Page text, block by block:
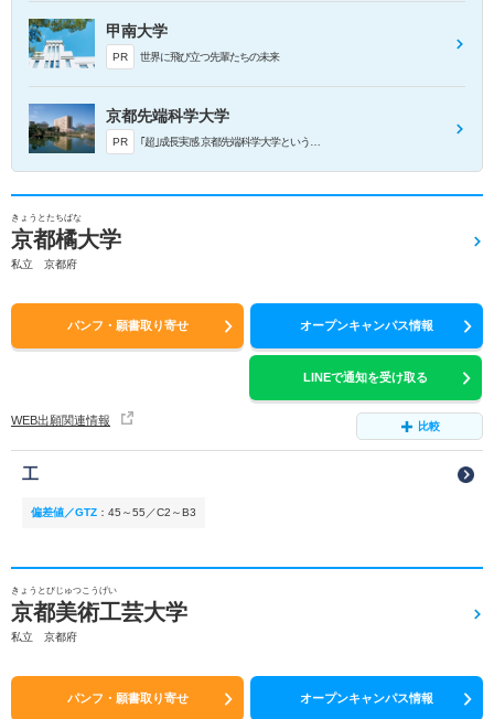
甲南大学
PR 世界に飛び立つ先輩たちの未来
京都先端科学大学
PR ｢超｣成⻑実感 京都先端科学⼤学という選択
きょうとたちばな
京都橘大学
私立 京都府
パンフ・願書取り寄せ オープンキャンパス情報
LINEで通知を受け取る
WEB出願関連情報 比較
工
偏差値／GTZ ： 45～55／C2～B3
きょうとびじゅつこうげい
京都美術工芸大学
私立 京都府
パンフ・願書取り寄せ オープンキャンパス情報